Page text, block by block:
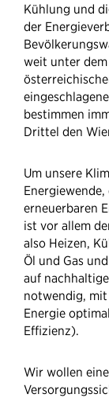
Kühlung und
der
weit unter dem
bestimmen
Drittel den
Um unsere
erneuerbaren
ist vor allem
also Heizen,
Öl und Gas
auf
notwendig,
Energie
Effizienz).
Wir wollen